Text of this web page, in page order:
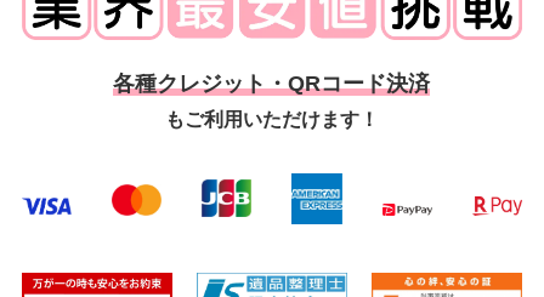
各種クレジット・QRコード決済
もご利用いただけます！